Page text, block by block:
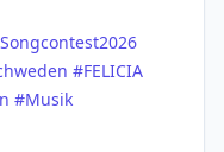
#FELICIA
#Musik